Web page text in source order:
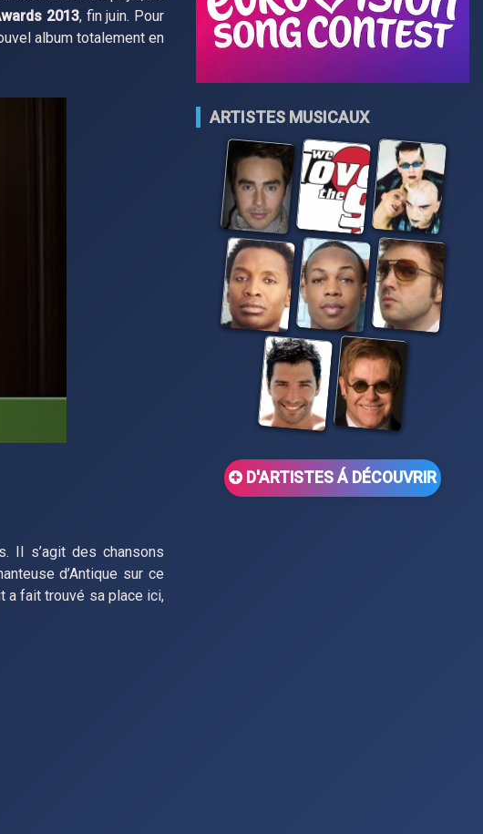
2013, fin juin. Pour
album totalement en
Il s’agit des chansons
d’Antique sur ce
a fait trouvé sa place ici,
ARTISTES MUSICAUX
D'ARTISTES Á DÉCOUVRIR